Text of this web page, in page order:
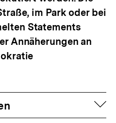
im Park oder bei
Statements
Annäherungen an